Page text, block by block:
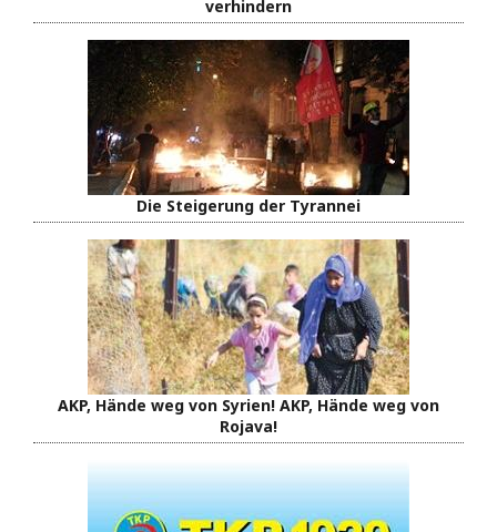
verhindern
Die Steigerung der Tyrannei
AKP, Hände weg von Syrien! AKP, Hände weg von
Rojava!